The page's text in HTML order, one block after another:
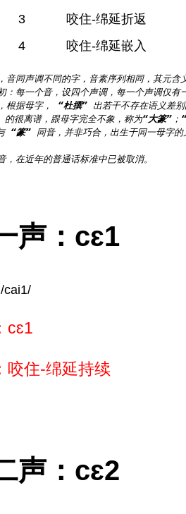
3
咬住-绵延折返
4 咬住-绵延嵌入
音同声调不同的字，音素序列相同，其元含
：每一个音，设四个声调，每一个声调仅有
根据母字， “杜撰”
很离谱，跟母字完全不象，称为“大篆”；
“篆” 同音，并非巧合，出生于同一母字的
声：cɛ1
cai1/
cɛ1
咬住-绵延持续
声：cɛ2